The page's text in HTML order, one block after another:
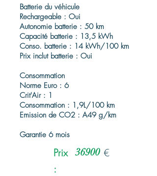
Batterie du véhicule
Rechargeable : Oui
Autonomie batterie : 50 km
Capacité batterie : 13,5 kWh
Conso. batterie : 14 kWh/100 km
Prix inclut batterie : Oui
Consommation
Norme Euro : 6
Crit'Air : 1
Consommation : 1,9L/100 km
Emission de CO2 : A49 g/km
Garantie 6 mois
Prix
:
36900 €